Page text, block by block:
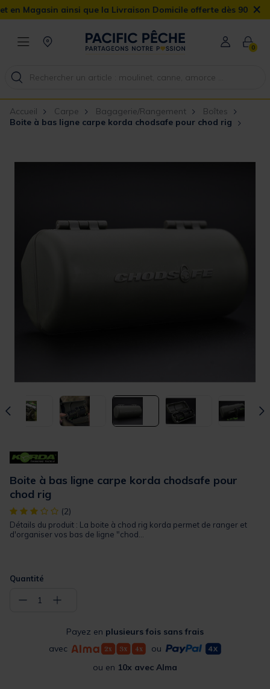
ainsi que la Livraison Domicile offerte dès 90€ ×
0
Accueil Carpe Bagagerie/Rangement
Boîtes
Boite à bas ligne carpe korda chodsafe pour chod rig
Boite à bas ligne carpe korda chodsafe pour
chod rig
[object Object] out of 5 Customer Rating
(2)
Détails du produit : La boite à chod rig korda permet de ranger et
d'organiser vos bas de ligne "chod...
Quantité
− 1 +
Payez en plusieurs fois sans frais
avec
ou
ou en 10x avec Alma